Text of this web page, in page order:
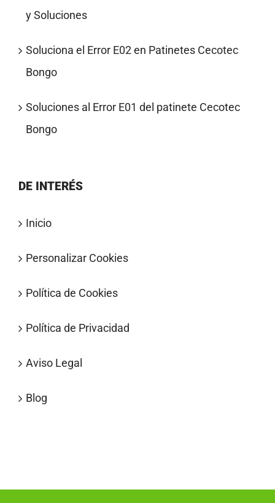
y Soluciones
Soluciona el Error E02 en Patinetes Cecotec
Bongo
Soluciones al Error E01 del patinete Cecotec
Bongo
DE INTERÉS
Inicio
Personalizar Cookies
Política de Cookies
Política de Privacidad
Aviso Legal
Blog